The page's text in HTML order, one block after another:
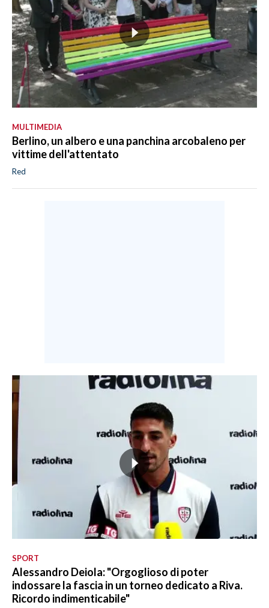
MULTIMEDIA
Berlino, un albero e una panchina arcobaleno per
vittime dell'attentato
Red
SPORT
Alessandro Deiola: "Orgoglioso di poter
indossare la fascia in un torneo dedicato a Riva.
Ricordo indimenticabile"